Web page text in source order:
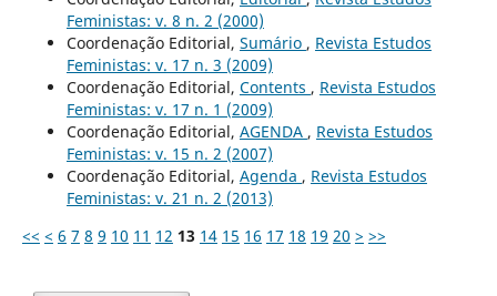
Feministas: v. 8 n. 2 (2000)
Coordenação Editorial, Sumário , Revista Estudos
Feministas: v. 17 n. 3 (2009)
Coordenação Editorial, Contents , Revista Estudos
Feministas: v. 17 n. 1 (2009)
Coordenação Editorial, AGENDA , Revista Estudos
Feministas: v. 15 n. 2 (2007)
Coordenação Editorial, Agenda , Revista Estudos
Feministas: v. 21 n. 2 (2013)
<< < 6 7 8 9 10 11 12 13 14 15 16 17 18 19 20 > >>